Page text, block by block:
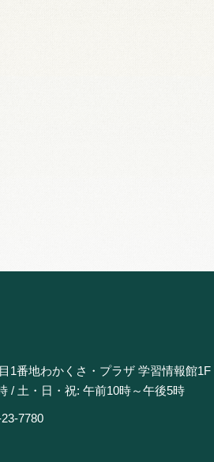
1番地わかくさ・プラザ 学習情報館1F
/ 土・日・祝: 午前10時～午後5時
23-7780